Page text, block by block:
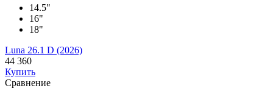
14.5"
16"
18"
Luna 26.1 D (2026)
44 360
Купить
Сравнение